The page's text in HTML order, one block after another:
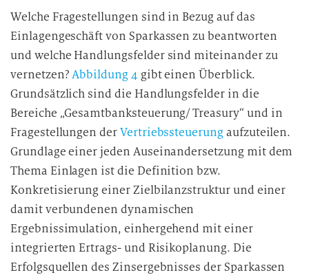
Welche Fragestellungen sind in Bezug auf das
Einlagengeschäft von Sparkassen zu beantworten
und welche Handlungsfelder sind miteinander zu
vernetzen?Abbildung 4gibt einen Überblick.
Grundsätzlich sind die Handlungsfelder in die
Bereiche „Gesamtbanksteuerung/ Treasury“ und in
Fragestellungen derVertriebssteuerungaufzuteilen.
Grundlage einer jeden Auseinandersetzung mit dem
Thema Einlagen ist die Definition bzw.
Konkretisierung einer Zielbilanzstruktur und einer
damit verbundenen dynamischen
Ergebnissimulation, einhergehend mit einer
integrierten Ertrags- und Risikoplanung. Die
Erfolgsquellen des Zinsergebnisses der Sparkassen